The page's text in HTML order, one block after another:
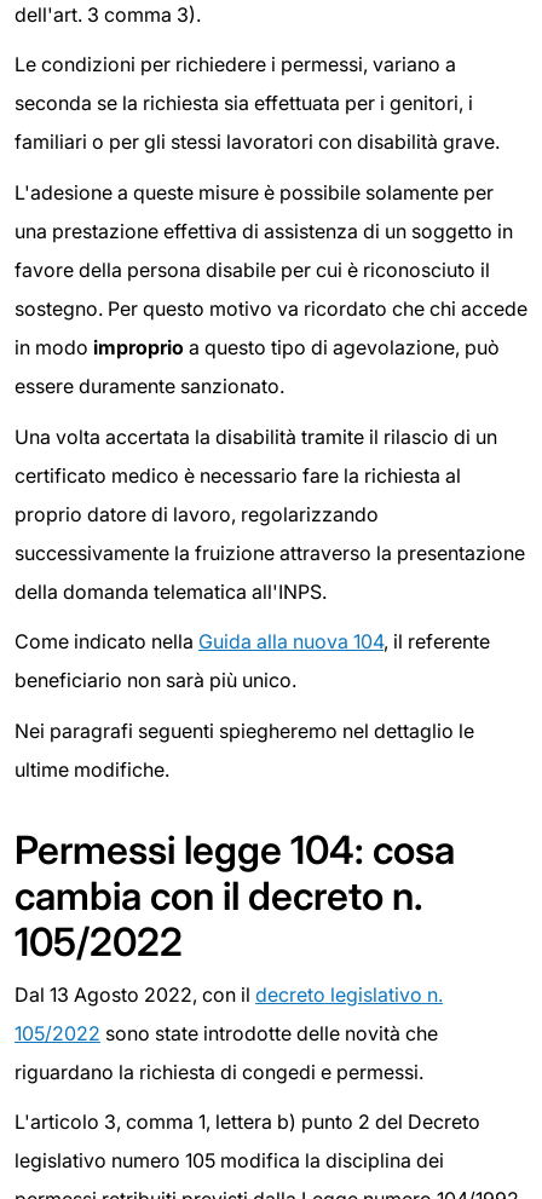
dell'art. 3 comma 3).
Le condizioni per richiedere i permessi, variano a
seconda se la richiesta sia effettuata per i genitori, i
familiari o per gli stessi lavoratori con disabilità grave.
L'adesione a queste misure è possibile solamente per
una prestazione effettiva di assistenza di un soggetto in
favore della persona disabile per cui è riconosciuto il
sostegno. Per questo motivo va ricordato che chi accede
in modo improprio a questo tipo di agevolazione, può
essere duramente sanzionato.
Una volta accertata la disabilità tramite il rilascio di un
certificato medico è necessario fare la richiesta al
proprio datore di lavoro, regolarizzando
successivamente la fruizione attraverso la presentazione
della domanda telematica all'INPS.
Come indicato nella Guida alla nuova 104, il referente
beneficiario non sarà più unico.
Nei paragrafi seguenti spiegheremo nel dettaglio le
ultime modifiche.
Permessi legge 104: cosa
cambia con il decreto n.
105/2022
Dal 13 Agosto 2022, con il decreto legislativo n.
105/2022 sono state introdotte delle novità che
riguardano la richiesta di congedi e permessi.
L'articolo 3, comma 1, lettera b) punto 2 del Decreto
legislativo numero 105 modifica la disciplina dei